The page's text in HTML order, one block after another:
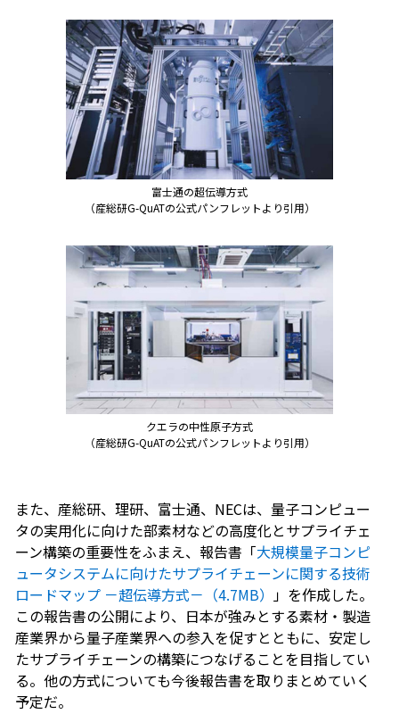
富士通の超伝導方式
（産総研G-QuATの公式パンフレットより引用）
クエラの中性原子方式
（産総研G-QuATの公式パンフレットより引用）
また、産総研、理研、富士通、NECは、量子コンピュー
タの実用化に向けた部素材などの高度化とサプライチェ
ーン構築の重要性をふまえ、報告書「大規模量子コンピ
ュータシステムに向けたサプライチェーンに関する技術
ロードマップ －超伝導方式－（4.7MB） 」を作成した。
この報告書の公開により、日本が強みとする素材・製造
産業界から量子産業界への参入を促すとともに、安定し
たサプライチェーンの構築につなげることを目指してい
る。他の方式についても今後報告書を取りまとめていく
予定だ。